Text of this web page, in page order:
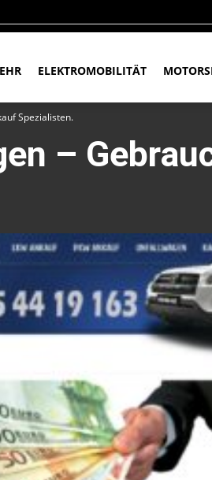
ELEKTROMOBILITÄT
Spezialisten.
–